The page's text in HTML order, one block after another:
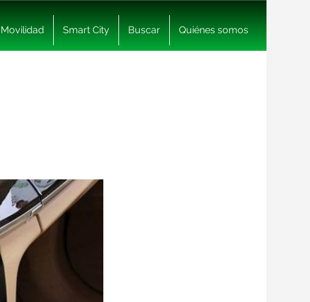
Movilidad Smart City Buscar Quiénes somos